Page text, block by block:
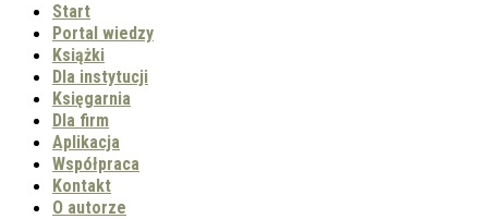
Start
Portal wiedzy
Książki
Dla instytucji
Księgarnia
Dla firm
Aplikacja
Współpraca
Kontakt
O autorze